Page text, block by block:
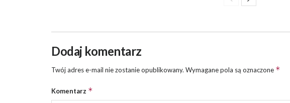
Dodaj komentarz
Twój adres e-mail nie zostanie opublikowany. Wymagane pola są oznaczone *
Komentarz *